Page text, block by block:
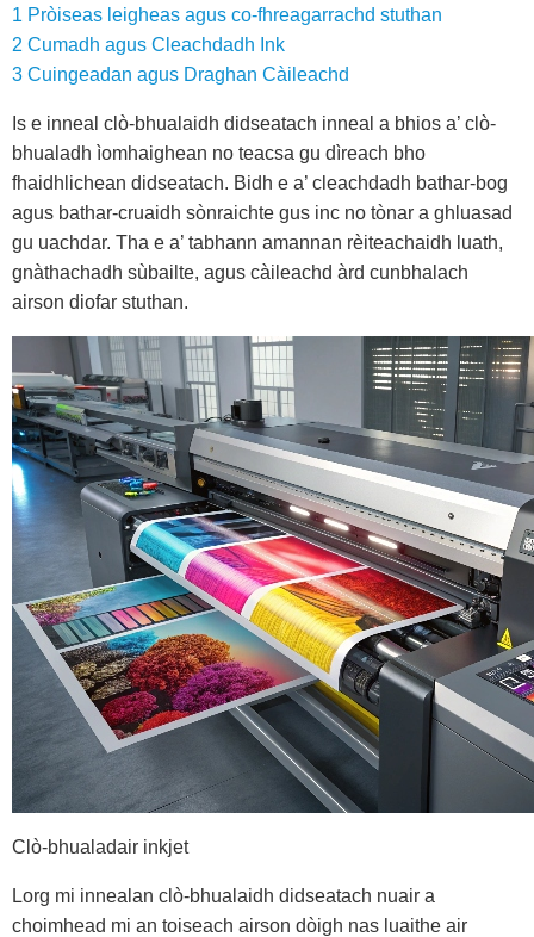
1 Pròiseas leigheas agus co-fhreagarrachd stuthan
2 Cumadh agus Cleachdadh Ink
3 Cuingeadan agus Draghan Càileachd
Is e inneal clò-bhualaidh didseatach inneal a bhios a’ clò-
bhualadh ìomhaighean no teacsa gu dìreach bho
fhaidhlichean didseatach. Bidh e a’ cleachdadh bathar-bog
agus bathar-cruaidh sònraichte gus inc no tònar a ghluasad
gu uachdar. Tha e a’ tabhann amannan rèiteachaidh luath,
gnàthachadh sùbailte, agus càileachd àrd cunbhalach
airson diofar stuthan.
Clò-bhualadair inkjet
Lorg mi innealan clò-bhualaidh didseatach nuair a
choimhead mi an toiseach airson dòigh nas luaithe air